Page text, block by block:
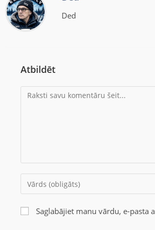
Ded
Atbildēt
Saglabājiet manu vārdu, e-